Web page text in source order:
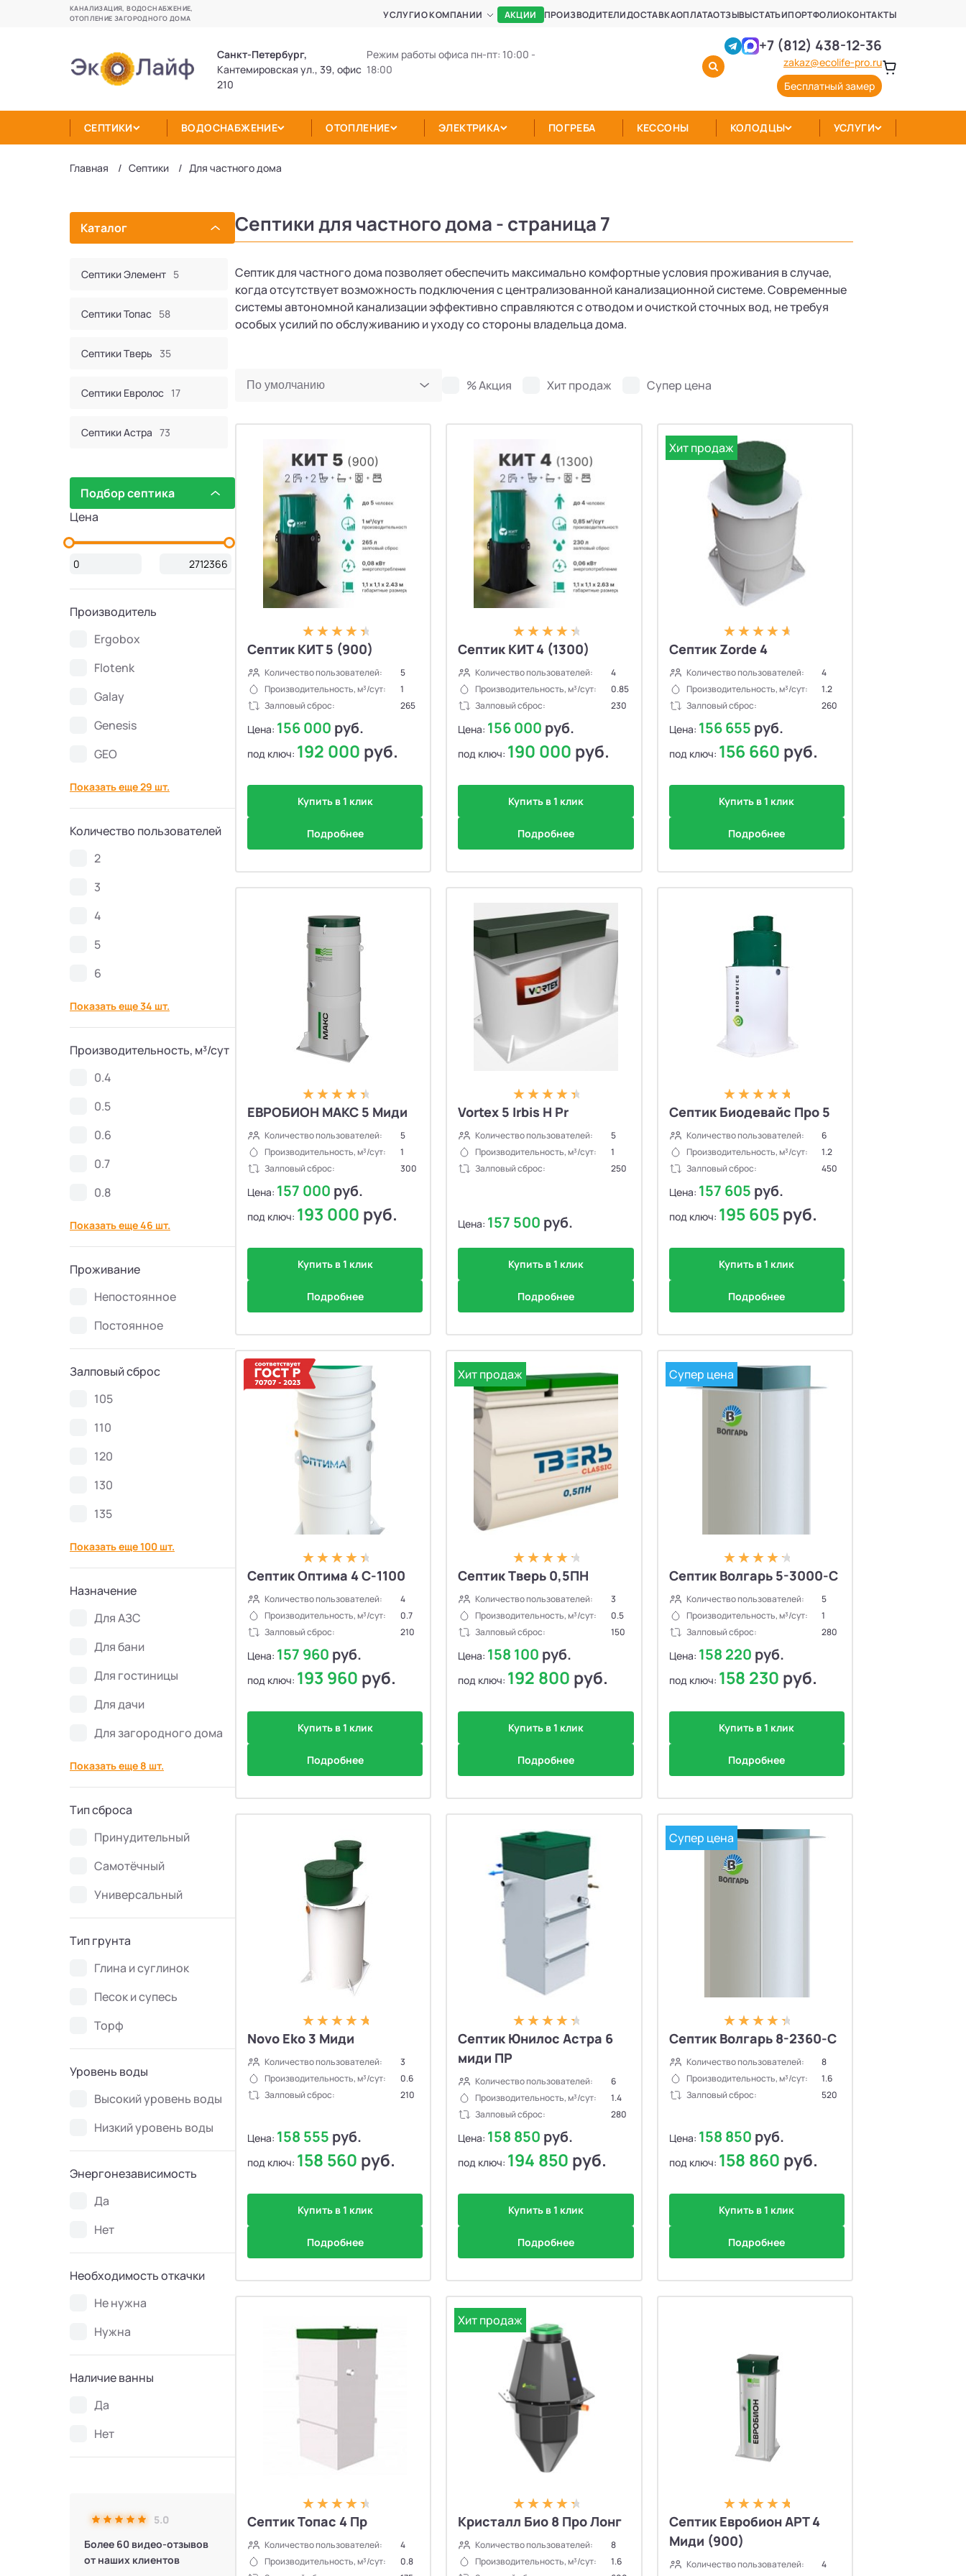
КАНАЛИЗАЦИЯ, ВОДОСНАБЖЕНИЕ,
ОТОПЛЕНИЕ ЗАГОРОДНОГО ДОМА
УСЛУГИО КОМПАНИИ АКЦИИ ПРОИЗВОДИТЕЛИДОСТАВКАОПЛАТАОТЗЫВЫСТАТЬИПОРТФОЛИОКОНТАКТЫ
Санкт-Петербург,
Кантемировская ул., 39, офис
210
Режим работы офиса пн-пт: 10:00 -
18:00
+7 (812) 438-12-36
zakaz@ecolife-pro.ru
Бесплатный замер
СЕПТИКИ ВОДОСНАБЖЕНИЕ ОТОПЛЕНИЕ ЭЛЕКТРИКА ПОГРЕБА КЕССОНЫ КОЛОДЦЫ УСЛУГИ
Главная Септики Для частного дома
Каталог
Септики Элемент 5
Септики Топас 58
Септики Тверь 35
Септики Евролос 17
Септики Астра 73
Септики КИТ 44
Септики Bunker 2
Септики Топаэро
Септики SANI
Септики GEO 6
Септики Аэробокс 4
Септики БиоДача
Септики Вортекс
Септики Zorde 34
Септики Евролос ПРО
Септики Гринлос
Септики Кристалл БИО
Септики Ново Эко 4
Септики Термит
Септики VODANOFF
Септики Волгарь
Септики КиБез
Септики Flotenk STA
Септики Топас-С
Септики Оптима 30
Септики Генезис
Подбор септика
Цена
Производитель
Ergobox
Flotenk
Galay
Genesis
GEO
Показать еще 29 шт.
Количество пользователей
2
3
4
5
6
Показать еще 34 шт.
Производительность, м³/сут
0.4
0.5
0.6
0.7
0.8
Показать еще 46 шт.
Проживание
Непостоянное
Постоянное
Залповый сброс
105
110
120
130
135
Показать еще 100 шт.
Назначение
Для АЗС
Для бани
Для гостиницы
Для дачи
Для загородного дома
Показать еще 8 шт.
Тип сброса
Принудительный
Самотёчный
Универсальный
Тип грунта
Глина и суглинок
Песок и супесь
Торф
Уровень воды
Высокий уровень воды
Низкий уровень воды
Энергонезависимость
Да
Нет
Необходимость откачки
Не нужна
Нужна
Наличие ванны
Да
Нет
5.0
Более 60 видео-отзывов
от наших клиентов
Септики для частного дома - страница 7
Септик для частного дома позволяет обеспечить максимально комфортные условия проживания в случае,
когда отсутствует возможность подключения с централизованной канализационной системе. Современные
системы автономной канализации эффективно справляются с отводом и очисткой сточных вод, не требуя
особых усилий по обслуживанию и уходу со стороны владельца дома.
% Акция Хит продаж Супер цена
Септик КИТ 5 (900)
Количество пользователей:
5
Производительность, м³/сут:
1
Залповый сброс:
265
Цена: 156 000 руб.
под ключ: 192 000 руб.
Купить в 1 клик
Подробнее
Септик КИТ 4 (1300)
Количество пользователей:
4
Производительность, м³/сут:
0.85
Залповый сброс:
230
Цена: 156 000 руб.
под ключ: 190 000 руб.
Купить в 1 клик
Подробнее
Хит продаж
Септик Zorde 4
Количество пользователей:
4
Производительность, м³/сут:
1.2
Залповый сброс:
260
Цена: 156 655 руб.
под ключ: 156 660 руб.
Купить в 1 клик
Подробнее
ЕВРОБИОН МАКС 5 Миди
Количество пользователей:
5
Производительность, м³/сут:
1
Залповый сброс:
300
Цена: 157 000 руб.
под ключ: 193 000 руб.
Купить в 1 клик
Подробнее
Vortex 5 Irbis H Pr
Количество пользователей:
5
Производительность, м³/сут:
1
Залповый сброс:
250
Цена: 157 500 руб.
Купить в 1 клик
Подробнее
Септик Биодевайс Про 5
Количество пользователей:
6
Производительность, м³/сут:
1.2
Залповый сброс:
450
Цена: 157 605 руб.
под ключ: 195 605руб.
Купить в 1 клик
Подробнее
Септик Оптима 4 С-1100
Количество пользователей:
4
Производительность, м³/сут:
0.7
Залповый сброс:
210
Цена: 157 960 руб.
под ключ: 193 960 руб.
Купить в 1 клик
Подробнее
Хит продаж
Септик Тверь 0,5ПН
Количество пользователей:
3
Производительность, м³/сут:
0.5
Залповый сброс:
150
Цена: 158 100 руб.
под ключ: 192 800 руб.
Купить в 1 клик
Подробнее
Супер цена
Септик Волгарь 5-3000-С
Количество пользователей:
5
Производительность, м³/сут:
1
Залповый сброс:
280
Цена: 158 220 руб.
под ключ: 158 230 руб.
Купить в 1 клик
Подробнее
Novo Eko 3 Миди
Количество пользователей:
3
Производительность, м³/сут:
0.6
Залповый сброс:
210
Цена: 158 555 руб.
под ключ: 158 560 руб.
Купить в 1 клик
Подробнее
Септик Юнилос Астра 6
миди ПР
Количество пользователей:
6
Производительность, м³/сут:
1.4
Залповый сброс:
280
Цена: 158 850 руб.
под ключ: 194 850 руб.
Купить в 1 клик
Подробнее
Супер цена
Септик Волгарь 8-2360-С
Количество пользователей:
8
Производительность, м³/сут:
1.6
Залповый сброс:
520
Цена: 158 850 руб.
под ключ: 158 860 руб.
Купить в 1 клик
Подробнее
Септик Топас 4 Пр
Количество пользователей:
4
Производительность, м³/сут:
0.8
Хит продаж
Кристалл Био 8 Про Лонг
Количество пользователей:
8
Производительность, м³/сут:
1.6
Септик Евробион АРТ 4
Миди (900)
Количество пользователей:
4